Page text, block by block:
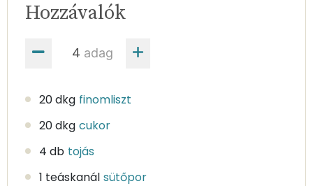
adag
Hozzávalók
20 dkg finomliszt
20 dkg cukor
4 db tojás
1 teáskanál sütőpor